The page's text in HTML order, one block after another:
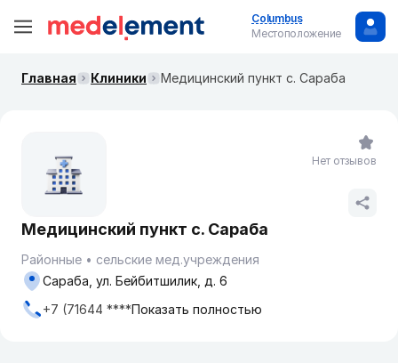
Columbus
Местоположение
Главная Клиники Медицинский пункт с. Сараба
Медицинский пункт с. Сараба
Районные
сельские мед.учреждения
Сараба, ул. Бейбитшилик, д. 6
+7 (71644 ****Показать полностью
Нет отзывов